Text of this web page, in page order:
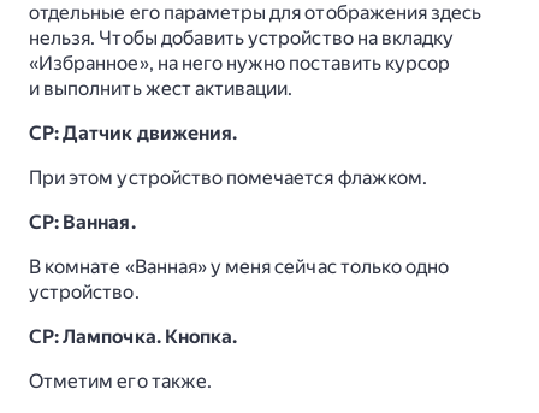
отдельные его параметры для отображения здесь
нельзя. Чтобы добавить устройство на вкладку
«Избранное», на него нужно поставить курсор
и выполнить жест активации.
СР: Датчик движения.
При этом устройство помечается флажком.
СР: Ванная.
В комнате «Ванная» у меня сейчас только одно
устройство.
СР: Лампочка. Кнопка.
Отметим его также.